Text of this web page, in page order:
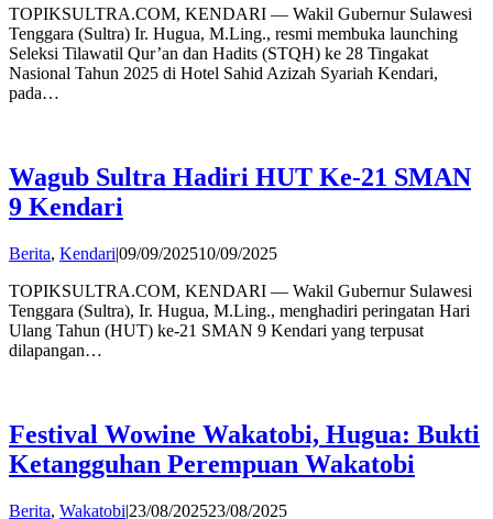
TOPIKSULTRA.COM, KENDARI — Wakil Gubernur Sulawesi
Tenggara (Sultra) Ir. Hugua, M.Ling., resmi membuka launching
Seleksi Tilawatil Qur’an dan Hadits (STQH) ke 28 Tingakat
Nasional Tahun 2025 di Hotel Sahid Azizah Syariah Kendari,
pada…
Wagub Sultra Hadiri HUT Ke-21 SMAN
9 Kendari
Berita, Kendari|09/09/202510/09/2025by
TOPIKSULTRA.COM, KENDARI — Wakil Gubernur Sulawesi
Tenggara (Sultra), Ir. Hugua, M.Ling., menghadiri peringatan Hari
Ulang Tahun (HUT) ke-21 SMAN 9 Kendari yang terpusat
dilapangan…
Festival Wowine Wakatobi, Hugua: Bukti
Ketangguhan Perempuan Wakatobi
Berita, Wakatobi|23/08/202523/08/2025by